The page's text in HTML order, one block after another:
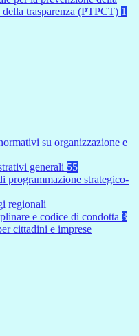
trasparenza (PTPCT) 1
su organizzazione e
generali 55
programmazione strategico-
regionali
e codice di condotta 3
cittadini e imprese